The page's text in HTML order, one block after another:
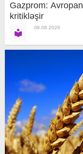
Gazprom:
kritikləşir
08.08.2026